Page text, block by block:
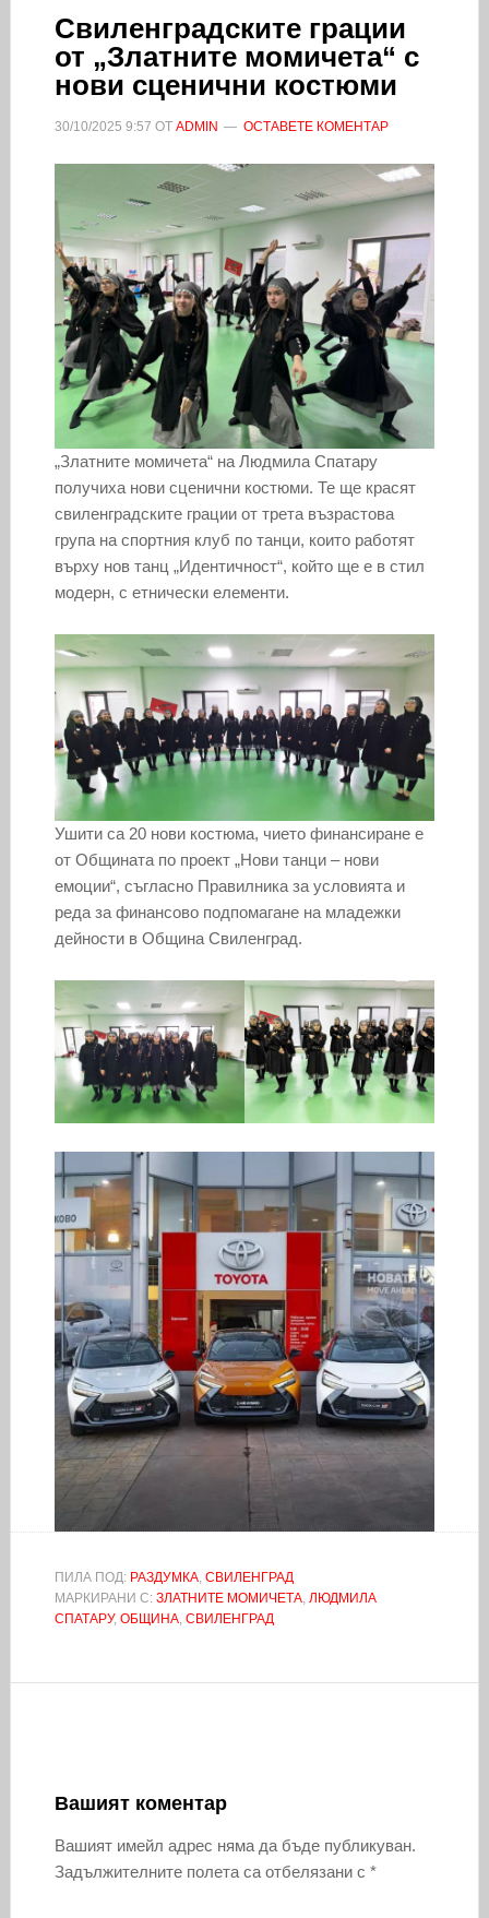
Свиленградските грации
от „Златните момичета“ с
нови сценични костюми
30/10/2025 9:57 ОТ ADMIN ОСТАВЕТЕ КОМЕНТАР
„Златните момичета“ на Людмила Спатару
получиха нови сценични костюми. Те ще красят
свиленградските грации от трета възрастова
група на спортния клуб по танци, които работят
върху нов танц „Идентичност“, който ще е в стил
модерн, с етнически елементи.
Ушити са 20 нови костюма, чието финансиране е
от Общината по проект „Нови танци – нови
емоции“, съгласно Правилника за условията и
реда за финансово подпомагане на младежки
дейности в Община Свиленград.
ПИЛА ПОД: РАЗДУМКА, СВИЛЕНГРАД
МАРКИРАНИ С: ЗЛАТНИТЕ МОМИЧЕТА, ЛЮДМИЛА
СПАТАРУ, ОБЩИНА, СВИЛЕНГРАД
Вашият коментар
Вашият имейл адрес няма да бъде публикуван.
Задължителните полета са отбелязани с *